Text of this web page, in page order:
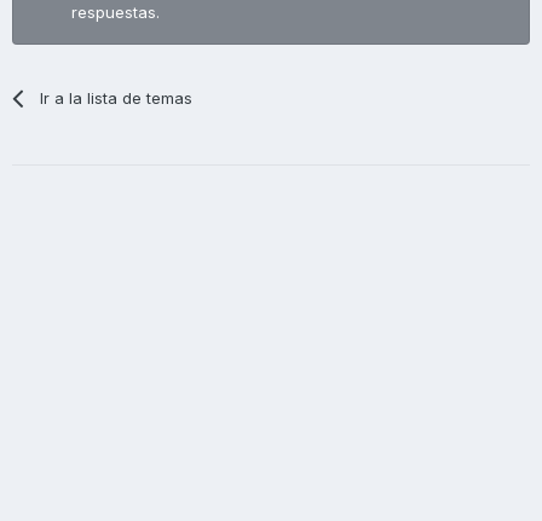
respuestas.
Ir a la lista de temas